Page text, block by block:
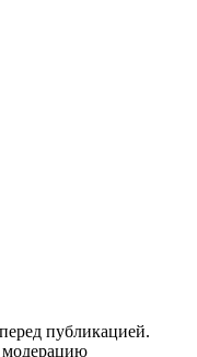
публикацией.
модерацию